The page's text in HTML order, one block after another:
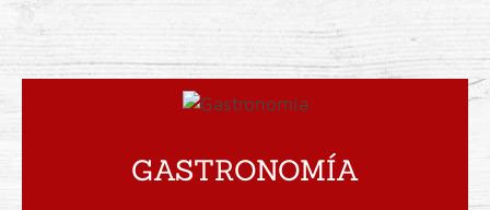
GASTRONOMÍA